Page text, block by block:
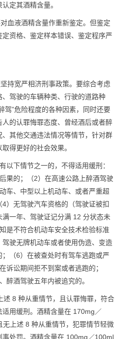
定其酒精含量。
血液酒精含量作重新鉴定。但鉴定
资格、鉴定样本错误、鉴定程序严
持宽严相济刑事政策。要综合考虑
驾驶的车辆种类、行驶的道路种
驾”危险程度的各种因素，同时还要
的认罪悔罪态度、曾经酒后或者醉
其他交通违法情况等情节，针对群
得更好的社会效果。
以下情节之一的，不得适用缓刑：
果的；（2）在高速公路上醉酒驾驶
车、中型以上机动车、或者严重超
）无驾驶汽车资格的（驾驶证被扣
一年、驾驶证记分满 12 分状态未
是不符合机动车安全技术检验标准
驶无牌机动车或者使用伪造、变造
（6）在被查处时有驾车逃跑或严
诉讼期间拒不到案或者逃跑的；
醉酒驾驶五年内被追究的。
述 8 种从重情节，且认罪悔罪，符合
用缓刑。酒精含量在 170mg／
上述 8 种从重情节，犯罪情节轻微
事处罚。酒精含量在 100mg／100ml